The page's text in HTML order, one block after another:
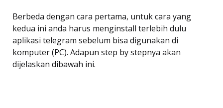
Berbeda dengan cara pertama, untuk cara yang
kedua ini anda harus menginstall terlebih dulu
aplikasi telegram sebelum bisa digunakan di
komputer (PC). Adapun step by stepnya akan
dijelaskan dibawah ini.